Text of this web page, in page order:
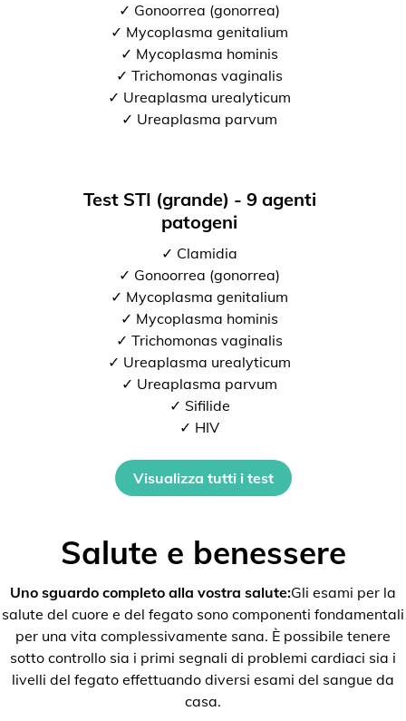
✓ Gonoorrea (gonorrea)
✓ Mycoplasma genitalium
✓ Mycoplasma hominis
✓ Trichomonas vaginalis
✓ Ureaplasma urealyticum
✓ Ureaplasma parvum
Test STI (grande) - 9 agenti
patogeni
✓ Clamidia
✓ Gonoorrea (gonorrea)
✓ Mycoplasma genitalium
✓ Mycoplasma hominis
✓ Trichomonas vaginalis
✓ Ureaplasma urealyticum
✓ Ureaplasma parvum
✓ Sifilide
✓ HIV
Visualizza tutti i test
Salute e benessere
Uno sguardo completo alla vostra salute:Gli esami per la
salute del cuore e del fegato sono componenti fondamentali
per una vita complessivamente sana. È possibile tenere
sotto controllo sia i primi segnali di problemi cardiaci sia i
livelli del fegato effettuando diversi esami del sangue da
casa.